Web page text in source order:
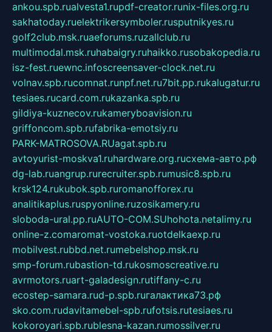
ankou.spb.rualvesta1.rupdf-creator.runix-files.org.ru
sakhatoday.ruelektrikersymboler.rusputnikyes.ru
golf2club.msk.ruaeforums.ruzallclub.ru
multimodal.msk.ruhabaigry.ruhaikko.rusobakopedia.ru
isz-fest.ruewnc.infoscreensaver-clock.net.ru
volnav.spb.rucomnat.runpf.net.ru7bit.pp.rukalugatur.ru
tesiaes.rucard.com.rukazanka.spb.ru
gildiya-kuznecov.rukameryboavision.ru
griffoncom.spb.rufabrika-emotsiy.ru
PARK-MATROSOVA.RUagat.spb.ru
avtoyurist-moskva1.ruhardware.org.ruсхема-авто.рф
dg-lab.ruangrup.rurecruiter.spb.rumusic8.spb.ru
krsk124.rukubok.spb.ruromanofforex.ru
analitikaplus.ruspyonline.ruzosikamery.ru
sloboda-ural.pp.ruAUTO-COM.SUhohota.netalimy.ru
online-z.comaromat-vostoka.ruotdelkaexp.ru
mobilvest.rubbd.net.rumebelshop.msk.ru
smp-forum.rubastion-td.rukosmoscreative.ru
avrmotors.ruart-galadesign.rutiffany-c.ru
ecostep-samara.rud-p.spb.ruгалактика73.рф
sko.com.rudavitamebel-spb.rufotsis.rutesiaes.ru
kokoroyari.spb.rublesna-kazan.rumossilver.ru